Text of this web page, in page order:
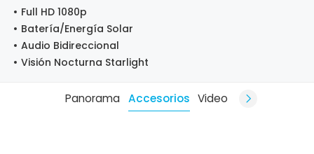
Full HD 1080p
Batería/Energía Solar
Audio Bidireccional
Visión Nocturna Starlight
Panorama Accesorios Video